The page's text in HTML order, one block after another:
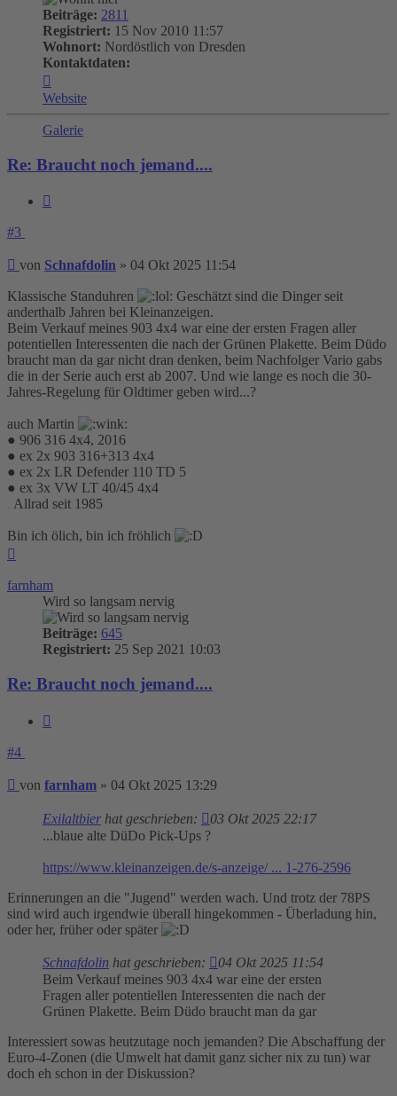
Beiträge: 2811
Registriert: 15 Nov 2010 11:57
Wohnort: Nordöstlich von Dresden
Kontaktdaten:
von
Schnafdolin
Website
Galerie
Re: Braucht noch jemand....
#3
Beitrag
von Schnafdolin » 04 Okt 2025 11:54
Klassische Standuhren
Geschätzt sind die Dinger seit
anderthalb Jahren bei Kleinanzeigen.
Beim Verkauf meines 903 4x4 war eine der ersten Fragen aller
potentiellen Interessenten die nach der Grünen Plakette. Beim Düdo
braucht man da gar nicht dran denken, beim Nachfolger Vario gabs
die in der Serie auch erst ab 2007. Und wie lange es noch die 30-
Jahres-Regelung für Oldtimer geben wird...?
auch Martin
● 906 316 4x4, 2016
● ex 2x 903 316+313 4x4
● ex 2x LR Defender 110 TD 5
● ex 3x VW LT 40/45 4x4
. Allrad seit 1985
Bin ich ölich, bin ich fröhlich
farnham
Wird so langsam nervig
Beiträge: 645
Registriert: 25 Sep 2021 10:03
Re: Braucht noch jemand....
#4
Beitrag
von farnham » 04 Okt 2025 13:29
Exilaltbier hat geschrieben:
03 Okt 2025 22:17
...blaue alte DüDo Pick-Ups ?
https://www.kleinanzeigen.de/s-anzeige/ ... 1-276-2596
Erinnerungen an die "Jugend" werden wach. Und trotz der 78PS
sind wird auch irgendwie überall hingekommen - Überladung hin,
oder her, früher oder später
Schnafdolin hat geschrieben:
04 Okt 2025 11:54
Beim Verkauf meines 903 4x4 war eine der ersten
Fragen aller potentiellen Interessenten die nach der
Grünen Plakette. Beim Düdo braucht man da gar
Interessiert sowas heutzutage noch jemanden? Die Abschaffung der
Euro-4-Zonen (die Umwelt hat damit ganz sicher nix zu tun) war
doch eh schon in der Diskussion?